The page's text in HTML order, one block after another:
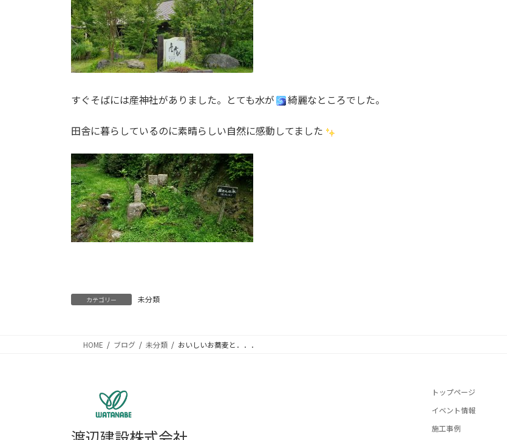
すぐそばには産神社がありました。とても水が 綺麗なところでした。
田舎に暮らしているのに素晴らしい自然に感動してました
カテゴリー 未分類
HOME ブログ 未分類 おいしいお蕎麦と．．．
トップページ
イベント情報
施工事例